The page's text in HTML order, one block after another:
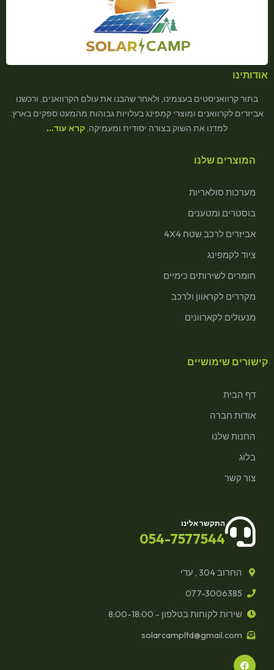
אודותינו
בתור קרוואניסטים בעצמינו, ולאחר שהבנו את עולם הקרוואנים, ורכשנו
אביזרים לקרוואנים ומוצרי קמפינג בעלויות גבוהות מהמעט ספקים בארץ.
למדנו את השוק בצורה יסודית ומעמיקה, קרא עוד…
המוצרים שלנו
מערכות סולאריות
בוסטרים ומטענים
אביזרים לרכב שטח 4X4
ציוד לקמפינג
חומרים לשירותים כימיים
מקררים לקראוון ולרכב
מנעולים לקארוונים
קישורים שימושיים
דף הבית
אודות חברה
החנות שלנו
בלוג
צור קשר
התקשר אלינו
054-7577544
החרוב 304 , עדי
077-3006385
שירות לקוחות בטלפון - 8:00-18:00
solarcampltd@gmail.com
F
a